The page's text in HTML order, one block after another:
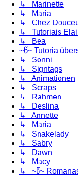
↳ Marinette
↳ Maria
↳ Chez
↳ Tutoriais
↳ Bea
~წ~
↳ Sonni
↳ Signtags
↳ Animationen
↳ Scraps
↳ Rahmen
↳ Deslina
↳ Annette
↳ Maria
↳ Snakelady
↳ Sabry
↳ Dawn
↳ Macy
↳ ~წ~